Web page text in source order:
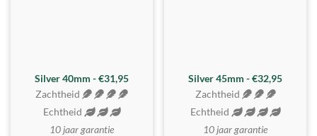
Silver 40mm - €31,95
Zachtheid
Echtheid
10 jaar garantie
MEEST GEKOZEN
Silver 45mm - €32,95
Zachtheid
Echtheid
10 jaar garantie